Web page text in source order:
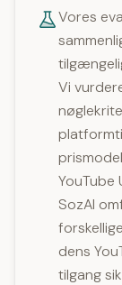
Vores
Vi
YouTube
SozAI
dens
tilgang